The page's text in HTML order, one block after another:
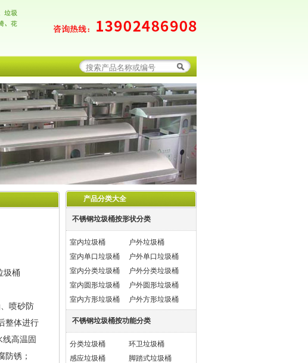
圾桶
喷砂防
整体进行
高温固
防锈；
产品分类大全
不锈钢垃圾桶按形状分类
室内垃圾桶
户外垃圾桶
室内单口垃圾桶
户外单口垃圾桶
室内分类垃圾桶
户外分类垃圾桶
室内圆形垃圾桶
户外圆形垃圾桶
室内方形垃圾桶
户外方形垃圾桶
不锈钢垃圾桶按功能分类
分类垃圾桶
环卫垃圾桶
感应垃圾桶
脚踏式垃圾桶